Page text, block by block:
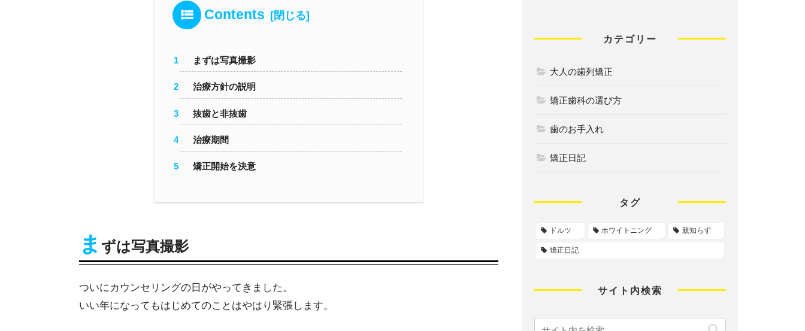
Contents
まずは写真撮影
治療方針の説明
抜歯と非抜歯
治療期間
矯正開始を決意
ま ずは写真撮影
ついにカウンセリングの日がやってきました。
いい年になってもはじめてのことはやはり緊張します。
カテゴリー
大人の歯列矯正
矯正歯科の選び方
歯のお手入れ
矯正日記
タグ
ドルツ ホワイトニング 親知らず
矯正日記
サイト内検索